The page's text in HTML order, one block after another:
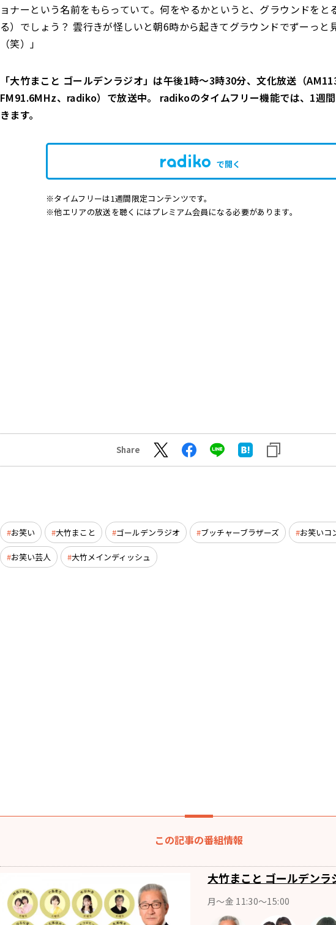
ョナーという名前をもらっていて。何をやるかというと、グラウンドをと
る）でしょう？ 雲行きが怪しいと朝6時から起きてグラウンドでずーっと
（笑）」
「大竹まこと ゴールデンラジオ」は午後1時～3時30分、文化放送（
FM91.6MHz、radiko）で放送中。 radikoのタイムフリー機能では、1週
きます。
で開く
※タイムフリーは1週間限定コンテンツです。
※他エリアの放送を聴くにはプレミアム会員になる必要があります。
Share
お笑い 大竹まこと ゴールデンラジオ ブッチャーブラザーズ お笑いコ
お笑い芸人 大竹メインディッシュ
この記事の番組情報
大竹まこと ゴールデンラ
月〜金 11:30～15:00